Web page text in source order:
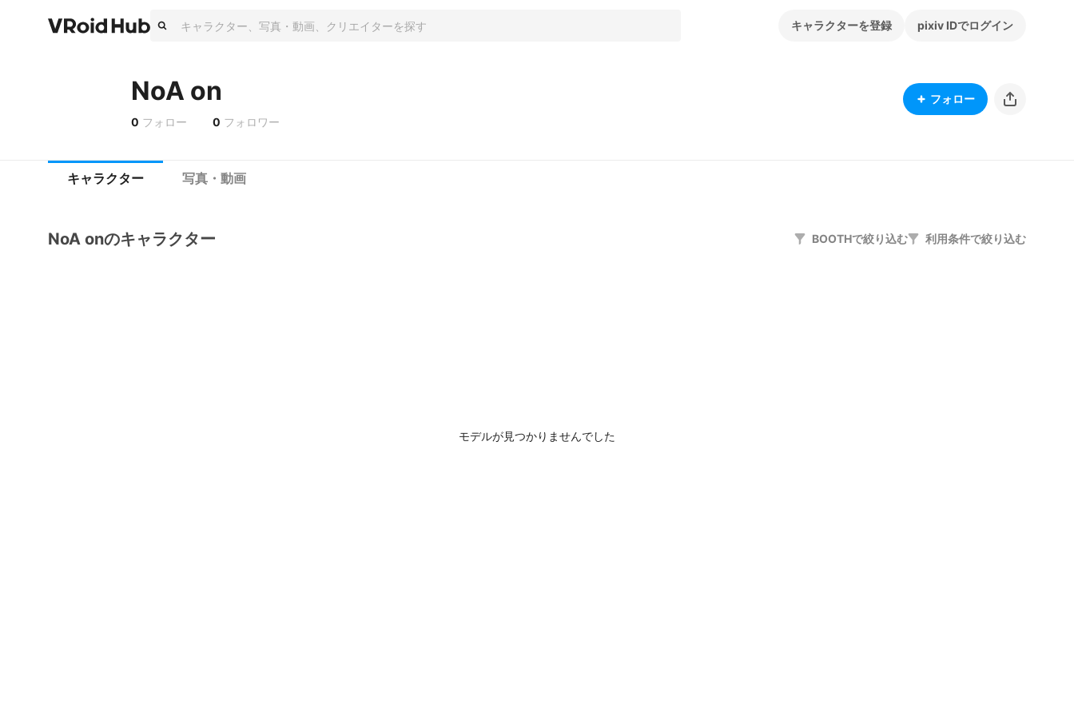
キャラクターを登録 pixiv IDでログイン
NoA on
0 フォロー 0 フォロワー
フォロー
キャラクター 写真・動画
NoA onのキャラクター BOOTHで絞り込む 利用条件で絞り込む
モデルが見つかりませんでした